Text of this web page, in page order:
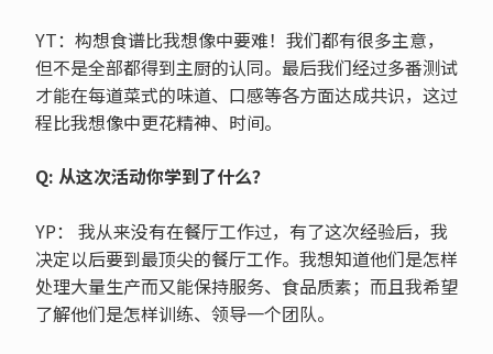
YT：构想食谱比我想像中要难！我们都有很多主意，
但不是全部都得到主厨的认同。最后我们经过多番测试
才能在每道菜式的味道、口感等各方面达成共识，这过
程比我想像中更花精神、时间。
Q: 从这次活动你学到了什么？
YP： 我从来没有在餐厅工作过，有了这次经验后，我
决定以后要到最顶尖的餐厅工作。我想知道他们是怎样
处理大量生产而又能保持服务、食品质素；而且我希望
了解他们是怎样训练、领导一个团队。